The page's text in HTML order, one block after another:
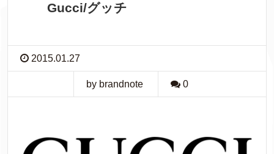
Gucci/グッチ
2015.01.27
by brandnote 0